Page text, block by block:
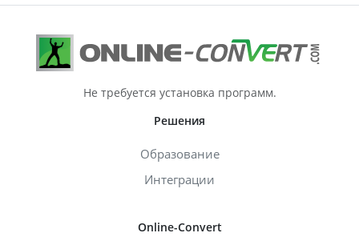
Не требуется установка программ.
Решения
Образование
Интеграции
Online-Convert